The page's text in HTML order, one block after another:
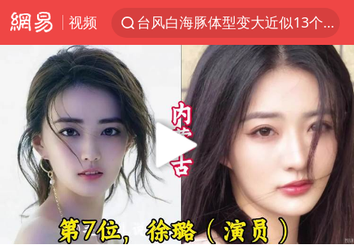
视频
台风白海豚体型变大近似13个浙江面积
1岁宝宝碰坏纸巾盒 宝妈被索赔924元
泸溪河：桃酥吃出金属牙冠视频不实
Meta被判支付5.67亿美元
台风白海豚逼近 暴雨大暴雨来袭
“空调24小时开着更省电”不实
公司“上四休三”但要降薪1000元
47岁妈妈突然产女 26岁女儿：很震惊
Play
00:00 01:00